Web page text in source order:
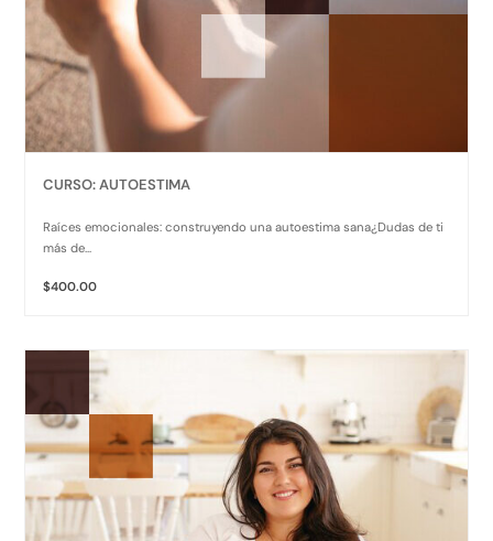
CURSO: AUTOESTIMA
Raíces emocionales: construyendo una autoestima sana¿Dudas de ti
más de...
$400.00